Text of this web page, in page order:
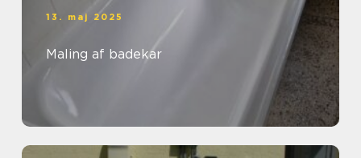
13. maj 2025
Maling af badekar